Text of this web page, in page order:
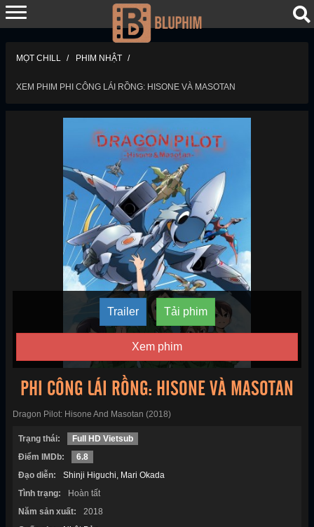
MỌT CHILL PHIM NHẬT
XEM PHIM PHI CÔNG LÁI RỒNG: HISONE VÀ MASOTAN
Trailer Tải phim
Xem phim
PHI CÔNG LÁI RỒNG: HISONE VÀ MASOTAN
Dragon Pilot: Hisone And Masotan (2018)
Trạng thái:
Full HD Vietsub
Điểm IMDb:
6.8
Đạo diễn:
Shinji Higuchi
Mari Okada
Tình trạng:
Hoàn tất
Năm sản xuất:
2018